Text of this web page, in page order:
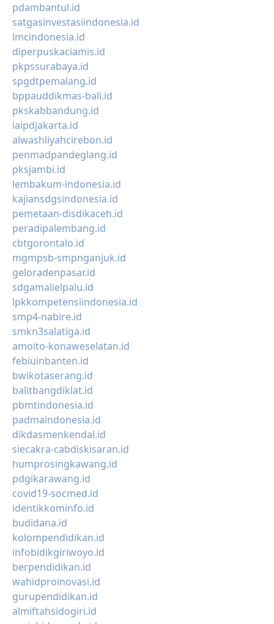
pdambantul.id
satgasinvestasiindonesia.id
lmcindonesia.id
diperpuskaciamis.id
pkpssurabaya.id
spgdtpemalang.id
bppauddikmas-bali.id
pkskabbandung.id
iaipdjakarta.id
alwashliyahcirebon.id
penmadpandeglang.id
pksjambi.id
lembakum-indonesia.id
kajiansdgsindonesia.id
pemetaan-disdikaceh.id
peradipalembang.id
cbtgorontalo.id
mgmpsb-smpnganjuk.id
geloradenpasar.id
sdgamalielpalu.id
lpkkompetensiindonesia.id
smp4-nabire.id
smkn3salatiga.id
amoito-konaweselatan.id
febiuinbanten.id
bwikotaserang.id
balitbangdiklat.id
pbmtindonesia.id
padmaindonesia.id
dikdasmenkendal.id
siecakra-cabdiskisaran.id
humprosingkawang.id
pdgikarawang.id
covid19-socmed.id
identikkominfo.id
budidana.id
kolompendidikan.id
infobidikgiriwoyo.id
berpendidikan.id
wahidproinovasi.id
gurupendidikan.id
almiftahsidogiri.id